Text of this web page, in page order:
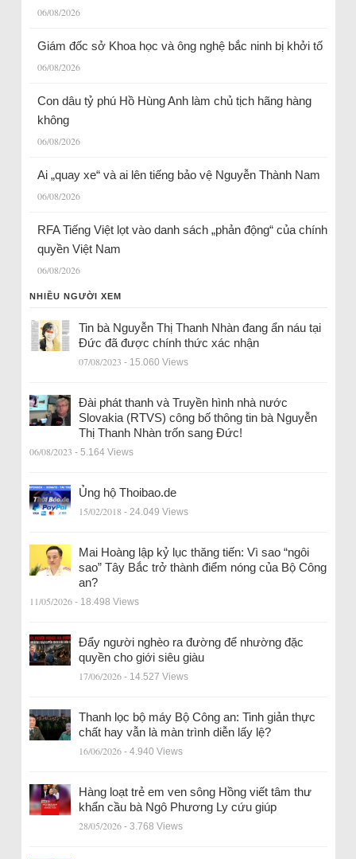
06/08/2026
Giám đốc sở Khoa học và ông nghệ bắc ninh bị khởi tố
06/08/2026
Con dâu tỷ phú Hồ Hùng Anh làm chủ tịch hãng hàng
không
06/08/2026
Ai „quay xe“ và ai lên tiếng bảo vệ Nguyễn Thành Nam
06/08/2026
RFA Tiếng Việt lọt vào danh sách „phản động“ của chính
quyền Việt Nam
06/08/2026
NHIỀU NGƯỜI XEM
Tin bà Nguyễn Thị Thanh Nhàn đang ẩn náu tại
Đức đã được chính thức xác nhận
07/08/2023 - 15.060 Views
Đài phát thanh và Truyền hình nhà nước
Slovakia (RTVS) công bố thông tin bà Nguyễn
Thị Thanh Nhàn trốn sang Đức!
06/08/2023 - 5.164 Views
Ủng hộ Thoibao.de
15/02/2018 - 24.049 Views
Mai Hoàng lập kỷ lục thăng tiến: Vì sao “ngôi
sao” Tây Bắc trở thành điểm nóng của Bộ Công
an?
11/05/2026 - 18.498 Views
Đẩy người nghèo ra đường để nhường đặc
quyền cho giới siêu giàu
17/06/2026 - 14.527 Views
Thanh lọc bộ máy Bộ Công an: Tinh giản thực
chất hay vẫn là màn trình diễn lấy lệ?
16/06/2026 - 4.940 Views
Hàng loạt trẻ em ven sông Hồng viết tâm thư
khẩn cầu bà Ngô Phương Ly cứu giúp
28/05/2026 - 3.768 Views